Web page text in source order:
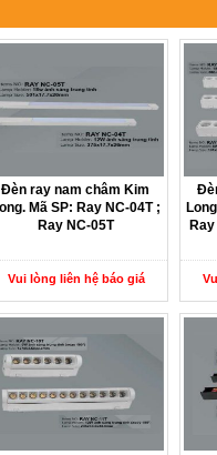
Đèn ray nam châm Kim
Mã SP: Ray NC-04T ;
Ray NC-05T
Vui lòng liên hệ báo giá